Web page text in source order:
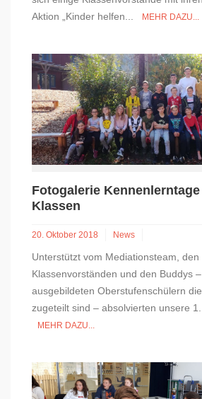
Aktion „Kinder helfen...
MEHR DAZU...
Fotogalerie Kennenlerntage
Klassen
20. Oktober 2018 News
Unterstützt vom Mediationsteam, den
Klassenvorständen und den Buddys
ausgebildeten Oberstufenschülern
zugeteilt sind – absolvierten unsere 1.
MEHR DAZU...